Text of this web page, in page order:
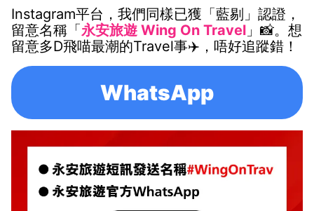
Instagram平台，我們同樣已獲「藍剔」認證，
留意名稱「永安旅遊 Wing On Travel 」📸。想
留意多D飛喵最潮的Travel事✈️，唔好追蹤錯！
WhatsApp